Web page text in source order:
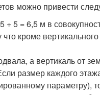
можно привести
5 = 6,5 м в
кроме
а вертикаль от
размер каждого
параметру),